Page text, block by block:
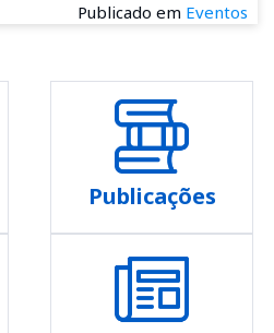
Publicado em Eventos
Publicações